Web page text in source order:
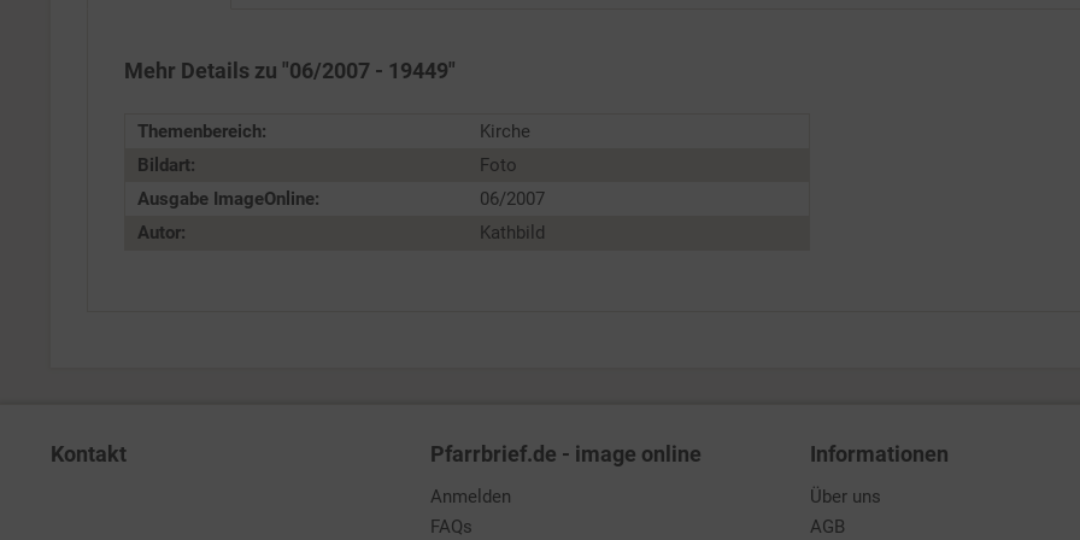
Mehr Details zu "06/2007 - 19449"
Themenbereich:
Kirche
Bildart:
Foto
Ausgabe ImageOnline:
06/2007
Autor:
Kathbild
Kontakt Pfarrbrief.de - image online
Anmelden
FAQs
Informationen
Über uns
AGB
Service